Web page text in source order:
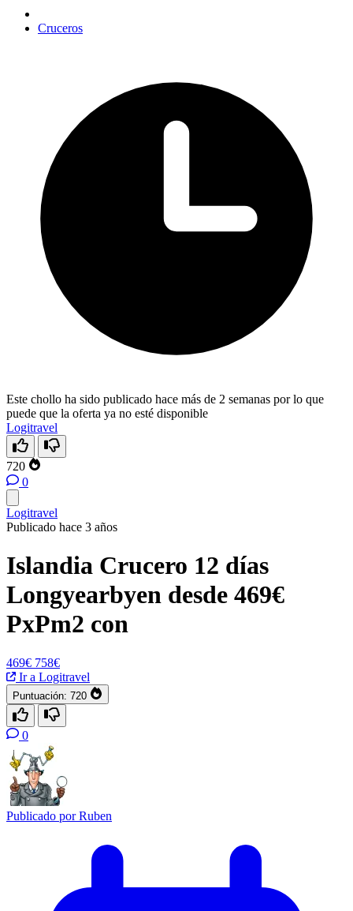
Cruceros
Este chollo ha sido publicado hace más de 2 semanas por lo que
puede que la oferta ya no esté disponible
Logitravel
720
0
Logitravel
Publicado hace 3 años
Islandia Crucero 12 días
Longyearbyen desde 469€
PxPm2 con
469€ 758€
Ir a Logitravel
Puntuación: 720
0
Publicado porRuben